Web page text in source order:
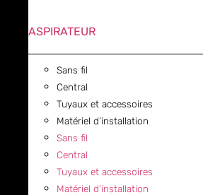
ASPIRATEUR
Sans fil
Central
Tuyaux et accessoires
Matériel d’installation
Sans fil
Central
Tuyaux et accessoires
Matériel d’installation